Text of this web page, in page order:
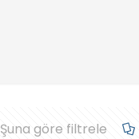
Şuna göre filtrele